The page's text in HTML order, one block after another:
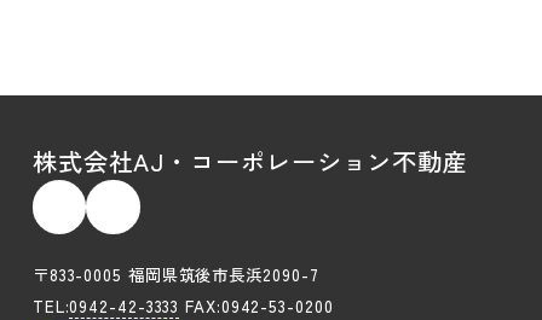
株式会社AJ・コーポレーション不動産
〒833-0005 福岡県筑後市長浜2090-7
TEL:0942-42-3333 FAX:0942-53-0200